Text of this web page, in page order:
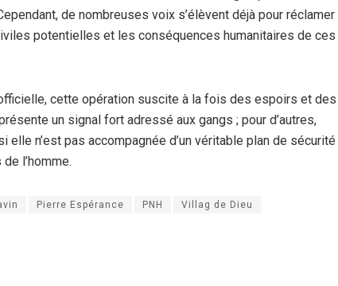
de nombreuses voix s’élèvent déjà pour réclamer
potentielles et les conséquences humanitaires de ces
officielle, cette opération suscite à la fois des espoirs et des
un signal fort adressé aux gangs ; pour d’autres,
elle n’est pas accompagnée d’un véritable plan de sécurité
l’homme.
Pierre Espérance PNH Villag de Dieu